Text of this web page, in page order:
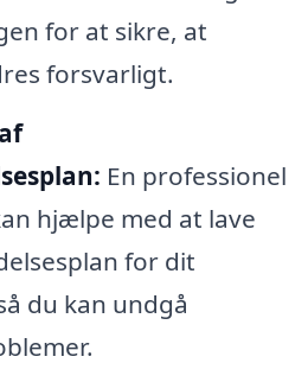
for at sikre, at
forsvarligt.
En professionel
hjælpe med at lave
for dit
du kan undgå